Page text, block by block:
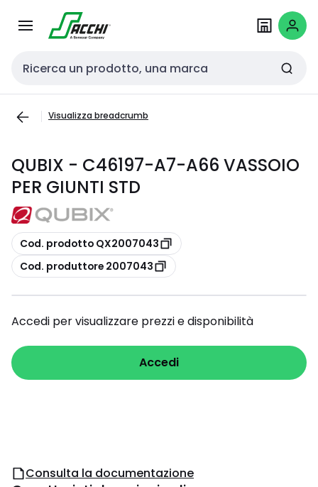
navigazionecontenuto
Cerca input
Visualizza breadcrumb
QUBIX - C46197-A7-A66 VASSOIO
PER GIUNTI STD
copia
Cod. prodotto QX2007043
copia
Cod. produttore 2007043
Accedi per visualizzare prezzi e disponibilità
Accedi
Consulta la documentazione